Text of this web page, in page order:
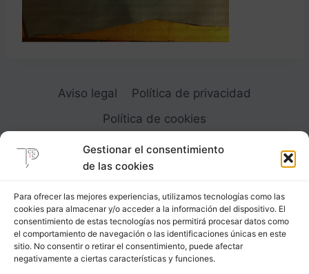
Gestionar el consentimiento
de las cookies
Para ofrecer las mejores experiencias, utilizamos tecnologías como las
cookies para almacenar y/o acceder a la información del dispositivo. El
consentimiento de estas tecnologías nos permitirá procesar datos como
el comportamiento de navegación o las identificaciones únicas en este
sitio. No consentir o retirar el consentimiento, puede afectar
negativamente a ciertas características y funciones.
Aviso legal
Política de privacidad
Política de cookies
Carrer Provença, 183
08036 - Barcelona (Espana)